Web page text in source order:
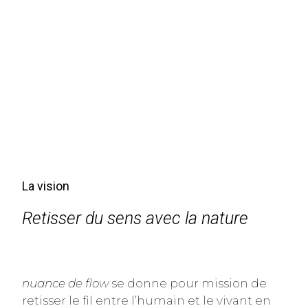
La vision
Retisser du sens avec la nature
nuance de flowse donne pour mission de
retisser le fil entre l’humain et le vivant en